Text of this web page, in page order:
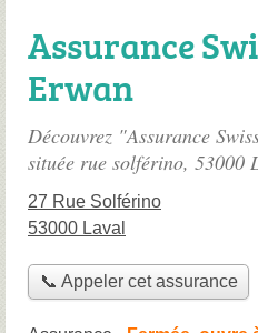
Assurance
Erwan
Découvrez "Assurance
située rue solférino, 53000
27 Rue Solférino
53000 Laval
📞 Appeler cet assurance